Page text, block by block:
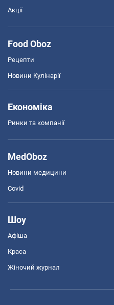
Акції
Food Oboz
Рецепти
Новини Кулінарії
Економіка
Ринки та компанії
MedOboz
Новини медицини
Covid
Шоу
Афіша
Краса
Жіночий журнал